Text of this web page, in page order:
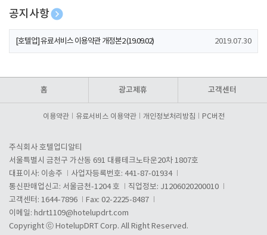
공지사항
[호텔업] 개인정보 처리방침 개정본1 (19.09.02)
[호텔업] 유료서비스 이용약관 개정본2 (19.09.02) 2019.07.30
홈 광고제휴 고객센터
이용약관 유료서비스 이용약관 개인정보처리방침 PC버전
주식회사 호텔업디알티
서울특별시 금천구 가산동 691 대륭테크노타운20차 1807호
대표이사: 이송주
사업자등록번호: 441-87-01934
통신판매업신고: 서울금천-1204 호
직업정보: J1206020200010
고객센터: 1644-7896
Fax: 02-2225-8487
이메일: hdrt1109@hotelupdrt.com
Copyright ⓒ HotelupDRT Corp. All Right Reserved.